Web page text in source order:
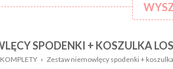
Płeć:
SPODENKI + KOSZULKA
› Zestaw niemowlęcy spodenki +